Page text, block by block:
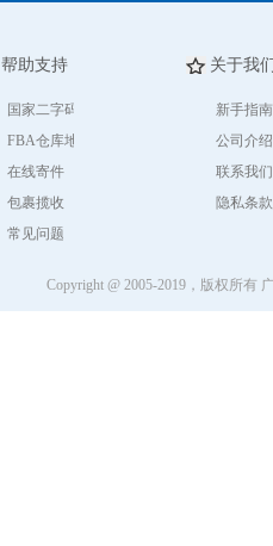
帮助支持
国家二字码
FBA仓库地址
在线寄件
包裹揽收
常见问题
关于我
新手指南
公司介绍
联系我们
隐私条款
Copyright @ 2005-2019，版权所有